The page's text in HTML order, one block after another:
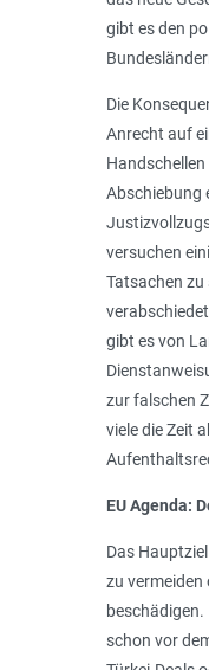
gibt es den
Die
Anrecht auf
Abschiebung
versuchen
Tatsachen zu
gibt es von
zur falschen
viele die Zeit
EU­ Agenda:
Das
zu vermeiden
schon vor